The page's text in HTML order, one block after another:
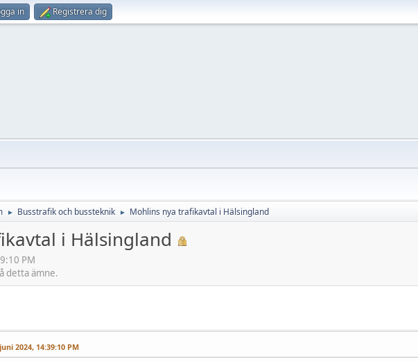
in Registrera dig
► Busstrafik och bussteknik ► Mohlins nya trafikavtal i Hälsingland
i Hälsingland
PM
detta ämne.
2024, 14:39:10 PM